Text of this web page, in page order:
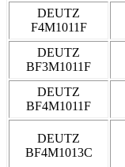
DEUTZ
F4M1011F
DEUTZ
BF3M1011F
DEUTZ
BF4M1011F
DEUTZ
BF4M1013C